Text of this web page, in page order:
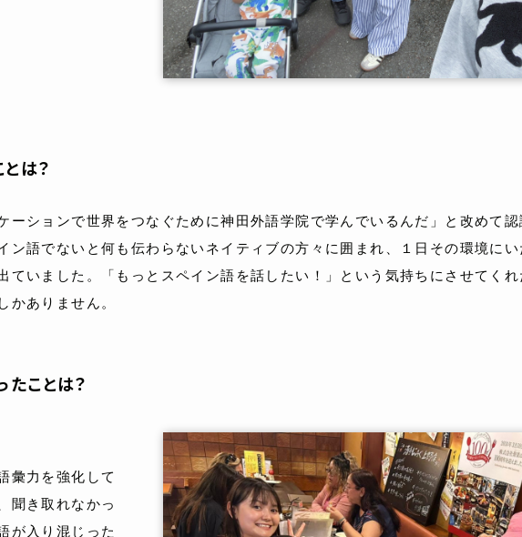
は？
ーションで世界をつなぐために神田外語学院で学んでいるんだ」と改めて
語でないと何も伝わらないネイティブの方々に囲まれ、１日その環境にい
ていました。「もっとスペイン語を話したい！」という気持ちにさせてくれ
かありません。
ことは？
彙力を強化して
聞き取れなかっ
が入り混じった